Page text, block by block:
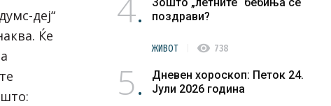
деј“
Ќе
4
поздрави?
ЖИВОТ visibility 738
5
Дневен хороскоп: Петок 24.
Јули 2026 година